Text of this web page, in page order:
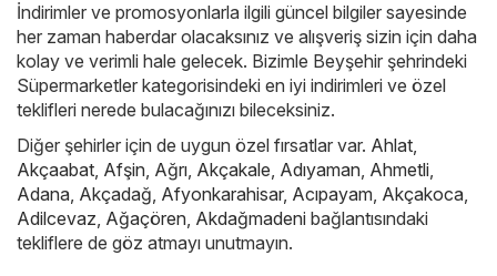
İndirimler ve promosyonlarla ilgili güncel bilgiler sayesinde
her zaman haberdar olacaksınız ve alışveriş sizin için daha
kolay ve verimli hale gelecek. Bizimle Beyşehir şehrindeki
Süpermarketler kategorisindeki en iyi indirimleri ve özel
teklifleri nerede bulacağınızı bileceksiniz.
Diğer şehirler için de uygun özel fırsatlar var. Ahlat,
Akçaabat, Afşin, Ağrı, Akçakale, Adıyaman, Ahmetli,
Adana, Akçadağ, Afyonkarahisar, Acıpayam, Akçakoca,
Adilcevaz, Ağaçören, Akdağmadeni bağlantısındaki
tekliflere de göz atmayı unutmayın.